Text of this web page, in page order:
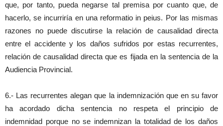
que, por tanto, pueda negarse tal premisa por cuanto que, de
hacerlo, se incurriría en una reformatio in peius. Por las mismas
razones no puede discutirse la relación de causalidad directa
entre el accidente y los daños sufridos por estas recurrentes,
relación de causalidad directa que es fijada en la sentencia de la
Audiencia Provincial.
6.- Las recurrentes alegan que la indemnización que en su favor
ha acordado dicha sentencia no respeta el principio de
indemnidad porque no se indemnizan la totalidad de los daños